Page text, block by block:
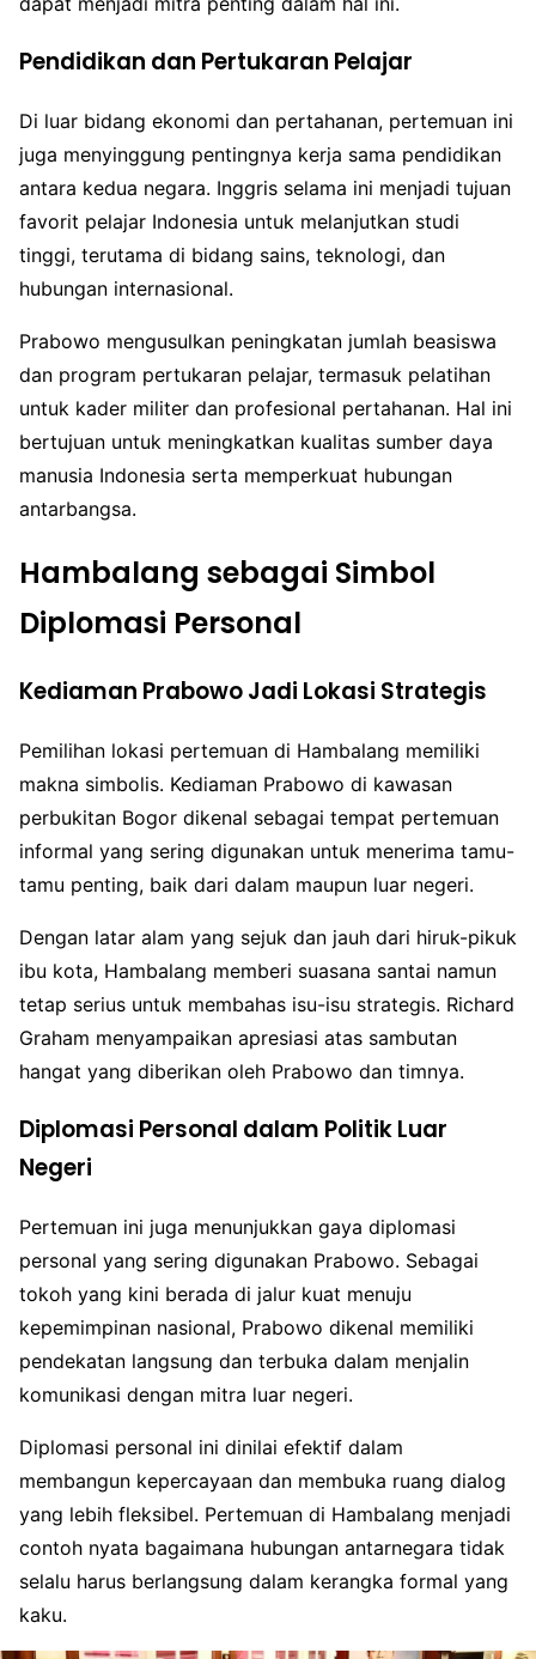
Pendidikan dan Pertukaran Pelajar
Di luar bidang ekonomi dan pertahanan, pertemuan ini
juga menyinggung pentingnya kerja sama pendidikan
antara kedua negara. Inggris selama ini menjadi tujuan
favorit pelajar Indonesia untuk melanjutkan studi
tinggi, terutama di bidang sains, teknologi, dan
hubungan internasional.
Prabowo mengusulkan peningkatan jumlah beasiswa
dan program pertukaran pelajar, termasuk pelatihan
untuk kader militer dan profesional pertahanan. Hal ini
bertujuan untuk meningkatkan kualitas sumber daya
manusia Indonesia serta memperkuat hubungan
antarbangsa.
Hambalang sebagai Simbol
Diplomasi Personal
Kediaman Prabowo Jadi Lokasi Strategis
Pemilihan lokasi pertemuan di Hambalang memiliki
makna simbolis. Kediaman Prabowo di kawasan
perbukitan Bogor dikenal sebagai tempat pertemuan
informal yang sering digunakan untuk menerima tamu-
tamu penting, baik dari dalam maupun luar negeri.
Dengan latar alam yang sejuk dan jauh dari hiruk-pikuk
ibu kota, Hambalang memberi suasana santai namun
tetap serius untuk membahas isu-isu strategis. Richard
Graham menyampaikan apresiasi atas sambutan
hangat yang diberikan oleh Prabowo dan timnya.
Diplomasi Personal dalam Politik Luar
Negeri
Pertemuan ini juga menunjukkan gaya diplomasi
personal yang sering digunakan Prabowo. Sebagai
tokoh yang kini berada di jalur kuat menuju
kepemimpinan nasional, Prabowo dikenal memiliki
pendekatan langsung dan terbuka dalam menjalin
komunikasi dengan mitra luar negeri.
Diplomasi personal ini dinilai efektif dalam
membangun kepercayaan dan membuka ruang dialog
yang lebih fleksibel. Pertemuan di Hambalang menjadi
contoh nyata bagaimana hubungan antarnegara tidak
selalu harus berlangsung dalam kerangka formal yang
kaku.